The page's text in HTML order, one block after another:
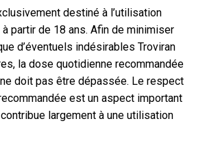
destiné à l’utilisation
partir de 18 ans. Afin de minimiser
d’éventuels indésirables Troviran
la dose quotidienne recommandée
doit pas être dépassée. Le respect
est un aspect important
largement à une utilisation